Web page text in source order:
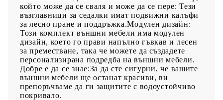
който може да се сваля и може да се пере: Тези
възглавници за седалки имат подвижни калъфи
за лесно пране и поддръжка.Модулен дизайн:
Този комплект външни мебели има модулен
дизайн, което го прави напълно гъвкав и лесен
за преместване, така че можете да създадете
персонализирана подредба на външни мебели.
Добре е да се знае:За да сте сигурни, че вашите
външни мебели ще останат красиви, ви
препоръчваме да ги защитите с водоустойчиво
покривало.